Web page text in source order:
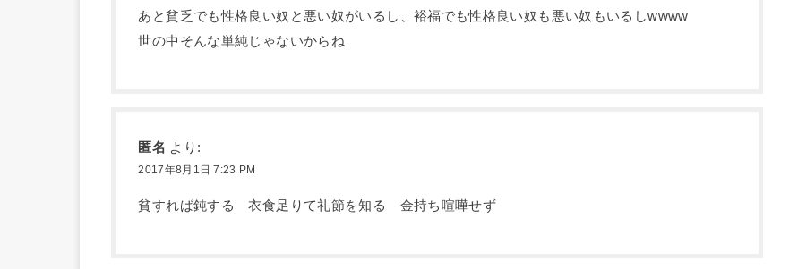
あと貧乏でも性格良い奴と悪い奴がいるし、裕福でも性格良い奴も悪い奴もいるしwwww
世の中そんな単純じゃないからね
匿名 より:
2017年8月1日 7:23 PM
貧すれば鈍する 衣食足りて礼節を知る 金持ち喧嘩せず